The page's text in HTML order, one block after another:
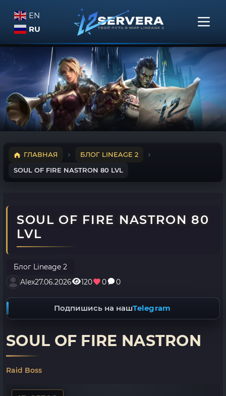
EN
RU
ГЛАВНАЯ
БЛОГ LINEAGE 2
SOUL OF FIRE NASTRON 80 LVL
SOUL OF FIRE NASTRON 80
LVL
Блог Lineage 2
Alex27.06.2026 120 0 0
Подпишись на нашTelegram
SOUL OF FIRE NASTRON
Raid Boss